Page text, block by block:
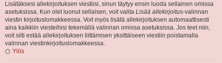
Lisätäksesi allekirjoituksen viestiisi, sinun täytyy ensin luoda sellainen omissa
asetuksissa. Kun olet luonut sellaisen, voit valita Lisää allekirjoitus-valinnan
viestin kirjoituslomakkeessa. Voit myös lisätä allekirjoituksen automaattisesti
aina kaikkiin viesteihisi tekemällä valinnan omissa asetuksissa. Jos teet niin,
voit silti estää allekirjoituksen liittämisen yksittäiseen viestiin poistamalla
valinnan viestinkirjoituslomakkeessa.
Ylös